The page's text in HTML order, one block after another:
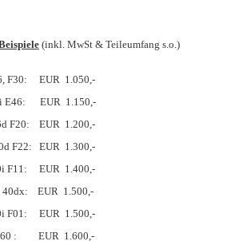
(inkl. MwSt & Teileumfang s.o.)
F30: EUR 1.050,-
E46:
EUR 1.150,-
F20:
EUR 1.200,-
F22:
EUR 1.300,-
F11:
EUR 1.400,-
40dx:
EUR 1.500,-
F01:
EUR 1.500,-
: EUR 1.600,-